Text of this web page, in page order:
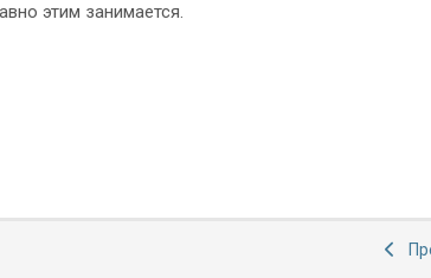
этим занимается.